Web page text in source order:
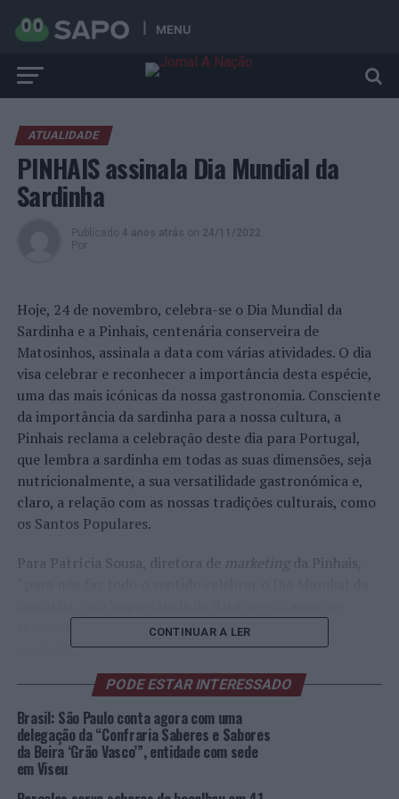
MENU
ATUALIDADE
PINHAIS assinala Dia Mundial da
Sardinha
Publicado 4 anos atrás on 24/11/2022
Por
Hoje, 24 de novembro, celebra-se o Dia Mundial da
Sardinha e a Pinhais, centenária conserveira de
Matosinhos, assinala a data com várias atividades. O dia
visa celebrar e reconhecer a importância desta espécie,
uma das mais icónicas da nossa gastronomia. Consciente
da importância da sardinha para a nossa cultura, a
Pinhais reclama a celebração deste dia para Portugal,
que lembra a sardinha em todas as suas dimensões, seja
nutricionalmente, a sua versatilidade gastronómica e,
claro, a relação com as nossas tradições culturais, como
os Santos Populares.
Para Patrícia Sousa, diretora de marketingda Pinhais,
relevante para o calendário nacional. Falamos da
sardinha, uma espécie nobre e de eleição dos
portugueses, cuja qualidade é reconhecida
internacionalmente, sendo a principal matéria-prima da
Pinhais e que garante a qualidade superior e excelência
das nossas conservas artesanais. Se sempre valorizamos
a importância desta espécie, desde a inauguração do
nosso Museu-Vivo da indústria conserveira que
CONTINUAR A LER
PODE ESTAR INTERESSADO
Brasil: São Paulo conta agora com uma
delegação da “Confraria Saberes e Sabores
da Beira ‘Grão Vasco’”, entidade com sede
em Viseu